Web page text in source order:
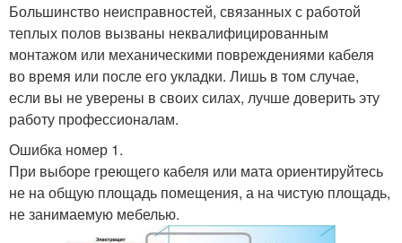
Большинство неисправностей, связанных с работой
теплых полов вызваны неквалифицированным
монтажом или механическими повреждениями кабеля
во время или после его укладки. Лишь в том случае,
если вы не уверены в своих силах, лучше доверить эту
работу профессионалам.
Ошибка номер 1.
При выборе греющего кабеля или мата ориентируйтесь
не на общую площадь помещения, а на чистую площадь,
не занимаемую мебелью.